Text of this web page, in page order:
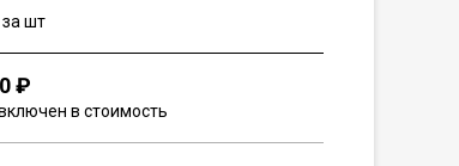
шт
₽
в стоимость